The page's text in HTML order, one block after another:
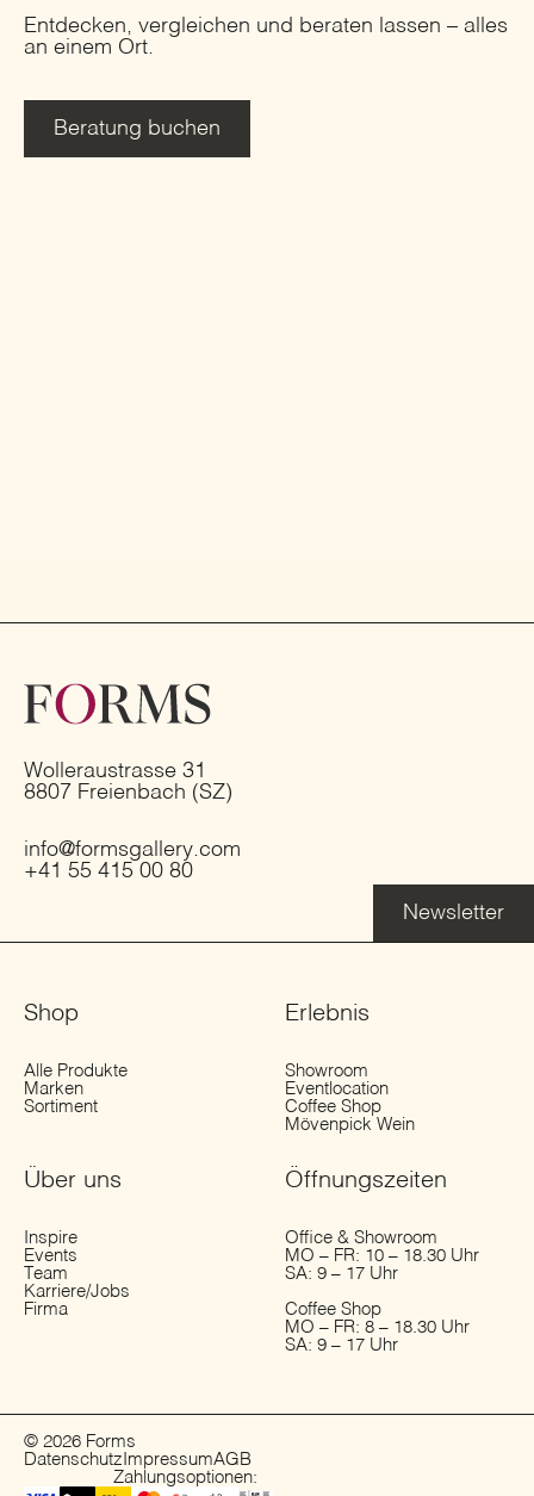
Entdecken, vergleichen und beraten lassen – alles
an einem Ort.
Beratung buchen
Wolleraustrasse 31
8807 Freienbach (SZ)
info@formsgallery.com
+41 55 415 00 80
Newsletter
Shop
Alle Produkte
Marken
Sortiment
Erlebnis
Showroom
Eventlocation
Coffee Shop
Mövenpick Wein
Über uns
Inspire
Events
Team
Karriere/Jobs
Firma
Öffnungs­zeiten
Office & Showroom
MO – FR: 10 – 18.30 Uhr
SA: 9 – 17 Uhr
Coffee Shop
MO – FR: 8 – 18.30 Uhr
SA: 9 – 17 Uhr
© 2026 Forms
Datenschutz ImpressumAGB
Zahlungsoptionen: